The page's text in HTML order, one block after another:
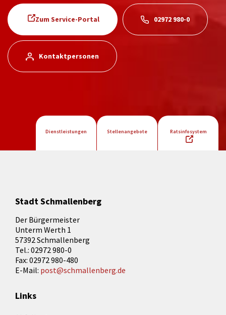
Zum Service-Portal 02972 980-0
Kontaktpersonen
Dienstleistungen Stellenangebote Ratsinfosystem
Stadt Schmallenberg
Der Bürgermeister
Unterm Werth 1
57392 Schmallenberg
Tel.: 02972 980-0
Fax: 02972 980-480
E-Mail: post@schmallenberg.de
Links